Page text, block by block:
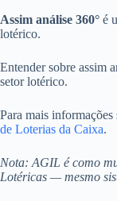
Assim análise 360° é
lotérico.
Entender sobre assim
setor lotérico.
Para mais
de Loterias da Caixa.
Nota: AGIL é como
Lotéricas — mesmo